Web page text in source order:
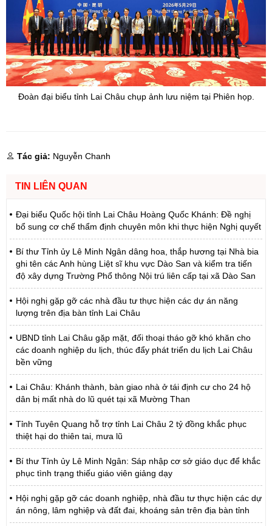
Đoàn đại biểu tỉnh Lai Châu chụp ảnh lưu niệm tại Phiên họp.
Tác giả: Nguyễn Chanh
TIN LIÊN QUAN
Đại biểu Quốc hội tỉnh Lai Châu Hoàng Quốc Khánh: Đề nghị
bổ sung cơ chế thẩm định chuyên môn khi thực hiện Nghị quyết
Bí thư Tỉnh ủy Lê Minh Ngân dâng hoa, thắp hương tại Nhà bia
ghi tên các Anh hùng Liệt sĩ khu vực Dào San và kiểm tra tiến
độ xây dựng Trường Phổ thông Nội trú liên cấp tại xã Dào San
Hội nghị gặp gỡ các nhà đầu tư thực hiện các dự án năng
lượng trên địa bàn tỉnh Lai Châu
UBND tỉnh Lai Châu gặp mặt, đối thoại tháo gỡ khó khăn cho
các doanh nghiệp du lịch, thúc đẩy phát triển du lịch Lai Châu
bền vững
Lai Châu: Khánh thành, bàn giao nhà ở tái định cư cho 24 hộ
dân bị mất nhà do lũ quét tại xã Mường Than
Tỉnh Tuyên Quang hỗ trợ tỉnh Lai Châu 2 tỷ đồng khắc phục
thiệt hại do thiên tai, mưa lũ
Bí thư Tỉnh ủy Lê Minh Ngân: Sáp nhập cơ sở giáo dục để khắc
phục tình trạng thiếu giáo viên giảng dạy
Hội nghị gặp gỡ các doanh nghiệp, nhà đầu tư thực hiện các dự
án nông, lâm nghiệp và đất đai, khoáng sản trên địa bàn tỉnh